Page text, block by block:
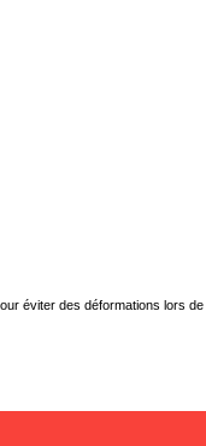
éviter des déformations lors de